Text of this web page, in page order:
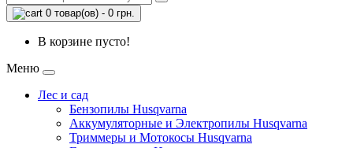
0 товар(ов) - 0 грн.
В корзине пусто!
Меню
Лес и сад
Бензопилы Husqvarna
Аккумуляторные и Электропилы Нusqvarna
Триммеры и Мотокосы Нusqvarna